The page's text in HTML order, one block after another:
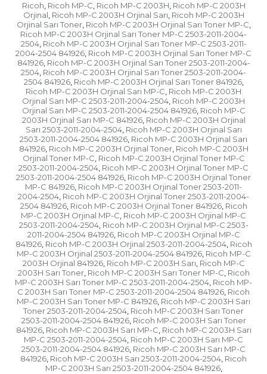
Ricoh, Ricoh MP-C, Ricoh MP-C 2003H, Ricoh MP-C 2003H
Orjinal, Ricoh MP-C 2003H Orjinal Sarı, Ricoh MP-C 2003H
Orjinal Sarı Toner, Ricoh MP-C 2003H Orjinal Sarı Toner MP-C,
Ricoh MP-C 2003H Orjinal Sarı Toner MP-C 2503-2011-2004-
2504, Ricoh MP-C 2003H Orjinal Sarı Toner MP-C 2503-2011-
2004-2504 841926, Ricoh MP-C 2003H Orjinal Sarı Toner MP-C
841926, Ricoh MP-C 2003H Orjinal Sarı Toner 2503-2011-2004-
2504, Ricoh MP-C 2003H Orjinal Sarı Toner 2503-2011-2004-
2504 841926, Ricoh MP-C 2003H Orjinal Sarı Toner 841926,
Ricoh MP-C 2003H Orjinal Sarı MP-C, Ricoh MP-C 2003H
Orjinal Sarı MP-C 2503-2011-2004-2504, Ricoh MP-C 2003H
Orjinal Sarı MP-C 2503-2011-2004-2504 841926, Ricoh MP-C
2003H Orjinal Sarı MP-C 841926, Ricoh MP-C 2003H Orjinal
Sarı 2503-2011-2004-2504, Ricoh MP-C 2003H Orjinal Sarı
2503-2011-2004-2504 841926, Ricoh MP-C 2003H Orjinal Sarı
841926, Ricoh MP-C 2003H Orjinal Toner, Ricoh MP-C 2003H
Orjinal Toner MP-C, Ricoh MP-C 2003H Orjinal Toner MP-C
2503-2011-2004-2504, Ricoh MP-C 2003H Orjinal Toner MP-C
2503-2011-2004-2504 841926, Ricoh MP-C 2003H Orjinal Toner
MP-C 841926, Ricoh MP-C 2003H Orjinal Toner 2503-2011-
2004-2504, Ricoh MP-C 2003H Orjinal Toner 2503-2011-2004-
2504 841926, Ricoh MP-C 2003H Orjinal Toner 841926, Ricoh
MP-C 2003H Orjinal MP-C, Ricoh MP-C 2003H Orjinal MP-C
2503-2011-2004-2504, Ricoh MP-C 2003H Orjinal MP-C 2503-
2011-2004-2504 841926, Ricoh MP-C 2003H Orjinal MP-C
841926, Ricoh MP-C 2003H Orjinal 2503-2011-2004-2504, Ricoh
MP-C 2003H Orjinal 2503-2011-2004-2504 841926, Ricoh MP-C
2003H Orjinal 841926, Ricoh MP-C 2003H Sarı, Ricoh MP-C
2003H Sarı Toner, Ricoh MP-C 2003H Sarı Toner MP-C, Ricoh
MP-C 2003H Sarı Toner MP-C 2503-2011-2004-2504, Ricoh MP-
C 2003H Sarı Toner MP-C 2503-2011-2004-2504 841926, Ricoh
MP-C 2003H Sarı Toner MP-C 841926, Ricoh MP-C 2003H Sarı
Toner 2503-2011-2004-2504, Ricoh MP-C 2003H Sarı Toner
2503-2011-2004-2504 841926, Ricoh MP-C 2003H Sarı Toner
841926, Ricoh MP-C 2003H Sarı MP-C, Ricoh MP-C 2003H Sarı
MP-C 2503-2011-2004-2504, Ricoh MP-C 2003H Sarı MP-C
2503-2011-2004-2504 841926, Ricoh MP-C 2003H Sarı MP-C
841926, Ricoh MP-C 2003H Sarı 2503-2011-2004-2504, Ricoh
MP-C 2003H Sarı 2503-2011-2004-2504 841926,